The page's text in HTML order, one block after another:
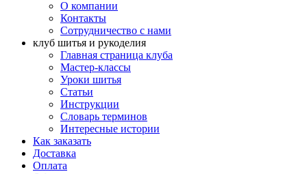
О компании
Контакты
Сотрудничество с нами
клуб шитья и рукоделия
Главная страница клуба
Мастер-классы
Уроки шитья
Статьи
Инструкции
Словарь терминов
Интересные истории
Как заказать
Доставка
Оплата